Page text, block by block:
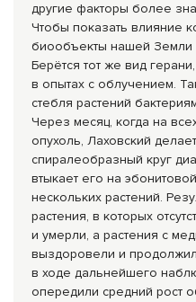
другие факторы более
Чтобы показать влияние
биообъекты нашей Земли
Берётся тот же вид
в опытах с облучением.
стебля растений
Через месяц, когда на
опухоль, Лаховский
спиралеобразный круг
втыкает его на
нескольких растений.
растения, в которых
и умерли, а растения с
выздоровели и
в ходе дальнейшего
опередили средний рост